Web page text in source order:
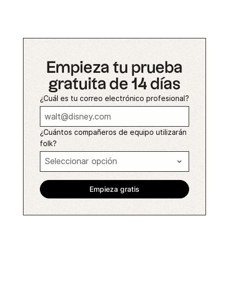
Empieza tu prueba
gratuita de 14 días
¿Cuál es tu correo electrónico profesional?
¿Cuántos compañeros de equipo utilizarán
folk?